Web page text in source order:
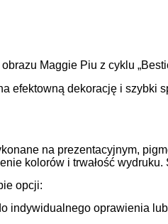
Maggie Piu z cyklu
efektowną dekorację i szybki
na prezentacyjnym,
kolorów i trwałość wydruku.
opcji:
indywidualnego oprawienia lub